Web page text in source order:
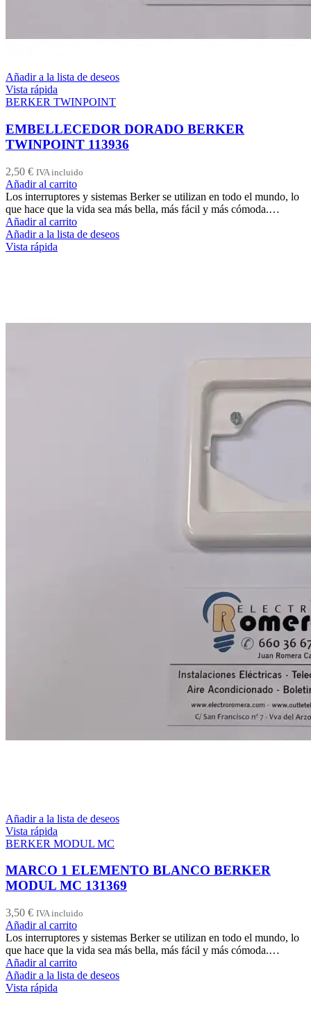
Añadir a la lista de deseos
Vista rápida
BERKER TWINPOINT
EMBELLECEDOR DORADO BERKER
TWINPOINT 113936
2,50 € IVA incluido
Añadir al carrito
Los interruptores y sistemas Berker se utilizan en todo el mundo, lo
que hace que la vida sea más bella, más fácil y más cómoda.…
Añadir al carrito
Añadir a la lista de deseos
Vista rápida
Añadir a la lista de deseos
Vista rápida
BERKER MODUL MC
MARCO 1 ELEMENTO BLANCO BERKER
MODUL MC 131369
3,50 € IVA incluido
Añadir al carrito
Los interruptores y sistemas Berker se utilizan en todo el mundo, lo
que hace que la vida sea más bella, más fácil y más cómoda.…
Añadir al carrito
Añadir a la lista de deseos
Vista rápida